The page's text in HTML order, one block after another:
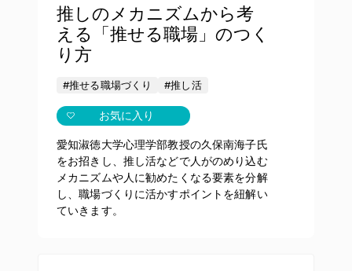
推しのメカニズムから考
える「推せる職場」のつく
り方
#推せる職場づくり #推し活
お気に入り
愛知淑徳大学心理学部教授の久保南海子氏
をお招きし、推し活などで人がのめり込む
メカニズムや人に勧めたくなる要素を分解
し、職場づくりに活かすポイントを紐解い
ていきます。